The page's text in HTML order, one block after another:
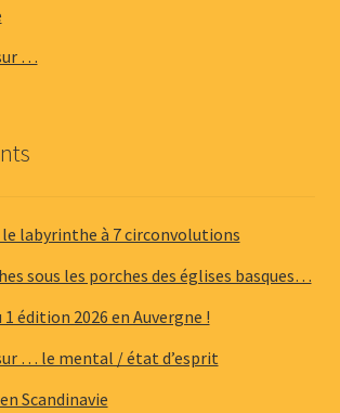
…
le labyrinthe à 7 circonvolutions
sous les porches des églises basques…
édition 2026 en Auvergne !
… le mental / état d’esprit
Scandinavie